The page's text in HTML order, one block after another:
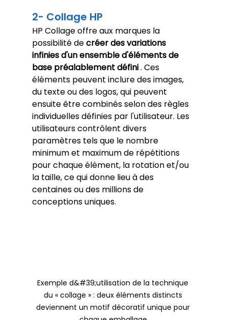
2- Collage HP
HP Collage offre aux marques la
possibilité de créer des variations
infinies d'un ensemble d'éléments de
base préalablement défini . Ces
éléments peuvent inclure des images,
du texte ou des logos, qui peuvent
ensuite être combinés selon des règles
individuelles définies par l'utilisateur. Les
utilisateurs contrôlent divers
paramètres tels que le nombre
minimum et maximum de répétitions
pour chaque élément, la rotation et/ou
la taille, ce qui donne lieu à des
centaines ou des millions de
conceptions uniques.
Exemple d&#39;utilisation de la technique
du « collage » : deux éléments distincts
deviennent un motif décoratif unique pour